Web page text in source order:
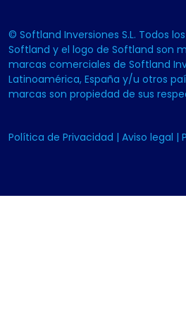
© Softland Inversiones S.L. Todos
Softland y el logo de Softland son
marcas comerciales de Softland
Latinoamérica, España y/u otros
marcas son propiedad de sus
Política de Privacidad | Aviso legal |